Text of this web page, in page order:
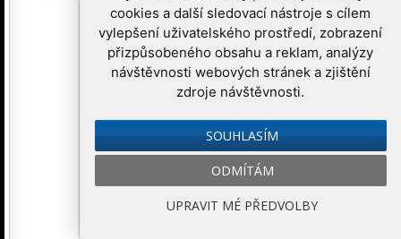
cookies a další sledovací nástroje s cílem
vylepšení uživatelského prostředí, zobrazení
přizpůsobeného obsahu a reklam, analýzy
návštěvnosti webových stránek a zjištění
zdroje návštěvnosti.
SOUHLASÍM
ODMÍTÁM
UPRAVIT MÉ PŘEDVOLBY